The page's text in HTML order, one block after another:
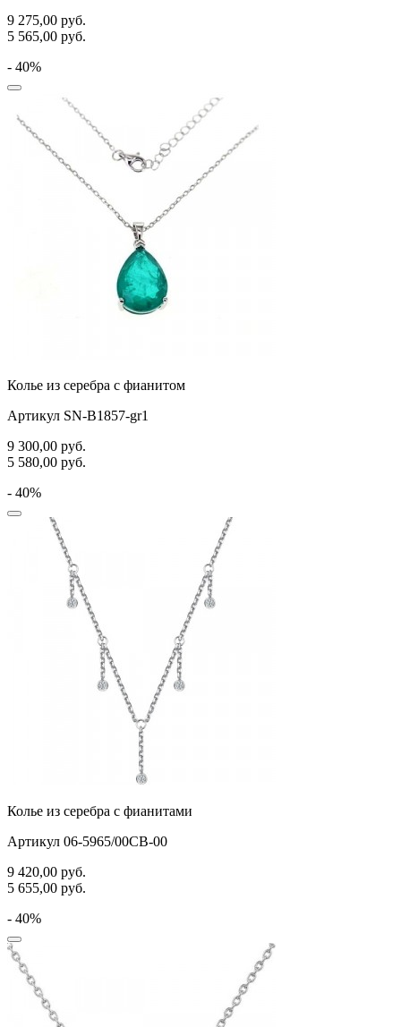
9 275,00 руб.
5 565,00 руб.
- 40%
Колье из серебра с фианитом
Артикул SN-B1857-gr1
9 300,00 руб.
5 580,00 руб.
- 40%
Колье из серебра с фианитами
Артикул 06-5965/00СВ-00
9 420,00 руб.
5 655,00 руб.
- 40%